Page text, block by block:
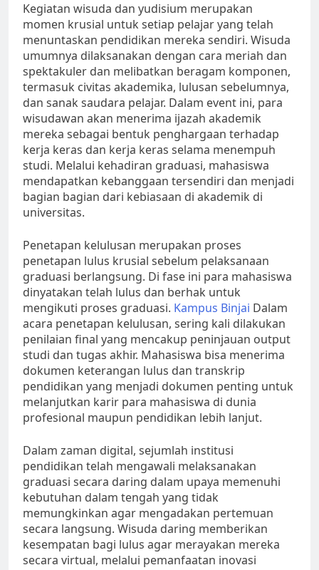
Kegiatan wisuda dan yudisium merupakan
momen krusial untuk setiap pelajar yang telah
menuntaskan pendidikan mereka sendiri. Wisuda
umumnya dilaksanakan dengan cara meriah dan
spektakuler dan melibatkan beragam komponen,
termasuk civitas akademika, lulusan sebelumnya,
dan sanak saudara pelajar. Dalam event ini, para
wisudawan akan menerima ijazah akademik
mereka sebagai bentuk penghargaan terhadap
kerja keras dan kerja keras selama menempuh
studi. Melalui kehadiran graduasi, mahasiswa
mendapatkan kebanggaan tersendiri dan menjadi
bagian bagian dari kebiasaan di akademik di
universitas.
Penetapan kelulusan merupakan proses
penetapan lulus krusial sebelum pelaksanaan
graduasi berlangsung. Di fase ini para mahasiswa
dinyatakan telah lulus dan berhak untuk
mengikuti proses graduasi. Kampus Binjai Dalam
acara penetapan kelulusan, sering kali dilakukan
penilaian final yang mencakup peninjauan output
studi dan tugas akhir. Mahasiswa bisa menerima
dokumen keterangan lulus dan transkrip
pendidikan yang menjadi dokumen penting untuk
melanjutkan karir para mahasiswa di dunia
profesional maupun pendidikan lebih lanjut.
Dalam zaman digital, sejumlah institusi
pendidikan telah mengawali melaksanakan
graduasi secara daring dalam upaya memenuhi
kebutuhan dalam tengah yang tidak
memungkinkan agar mengadakan pertemuan
secara langsung. Wisuda daring memberikan
kesempatan bagi lulus agar merayakan mereka
secara virtual, melalui pemanfaatan inovasi